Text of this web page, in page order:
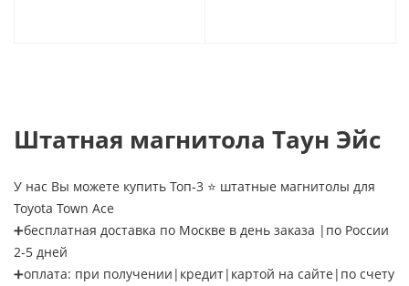
Штатная магнитола Таун Эйс
У нас Вы можете купить Топ-3 ⭐ штатные магнитолы для
Toyota Town Ace
➕бесплатная доставка по Москве в день заказа |по России
2-5 дней
➕оплата: при получении|кредит|картой на сайте|по счету